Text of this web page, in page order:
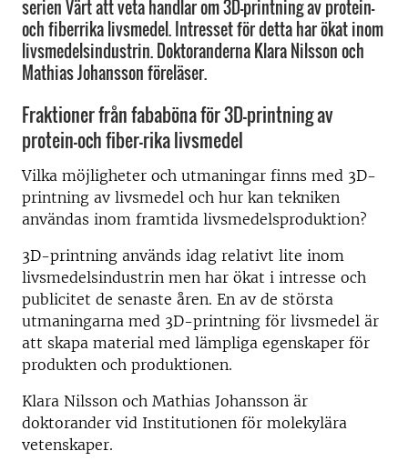
serien Värt att veta handlar om 3D-printning av protein-
och fiberrika livsmedel. Intresset för detta har ökat inom
livsmedelsindustrin. Doktoranderna Klara Nilsson och
Mathias Johansson föreläser.
Fraktioner från fababöna för 3D-printning av
protein-och fiber-rika livsmedel
Vilka möjligheter och utmaningar finns med 3D-
printning av livsmedel och hur kan tekniken
användas inom framtida livsmedelsproduktion?
3D-printning används idag relativt lite inom
livsmedelsindustrin men har ökat i intresse och
publicitet de senaste åren. En av de största
utmaningarna med 3D-printning för livsmedel är
att skapa material med lämpliga egenskaper för
produkten och produktionen.
Klara Nilsson och Mathias Johansson är
doktorander vid Institutionen för molekylära
vetenskaper.